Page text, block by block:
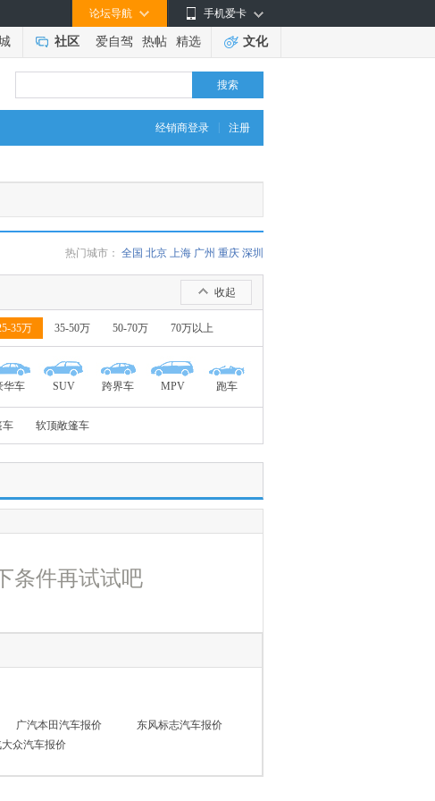
手机爱卡
论坛导航
社区 爱自驾 热帖 精选 文化
搜索
经销商登录 注册
热门城市： 全国 北京 上海 广州 重庆 深圳
收起
35万 35-50万 50-70万 70万以上
华车 SUV 跨界车 MPV 跑车
车 软顶敞篷车
条件再试试吧
广汽本田汽车报价
东风标志汽车报价
众汽车报价